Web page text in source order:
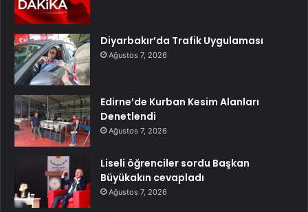
Diyarbakır’da Trafik Uygulaması
Ağustos 7, 2026
Edirne’de Kurban Kesim Alanları
Denetlendi
Ağustos 7, 2026
Liseli öğrenciler sordu Başkan
Büyükakın cevapladı
Ağustos 7, 2026